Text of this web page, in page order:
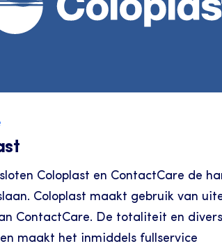
Coloplast en ContactCare de
Coloplast maakt gebruik van
ContactCare. De totaliteit en
maakt het inmiddels fullservice